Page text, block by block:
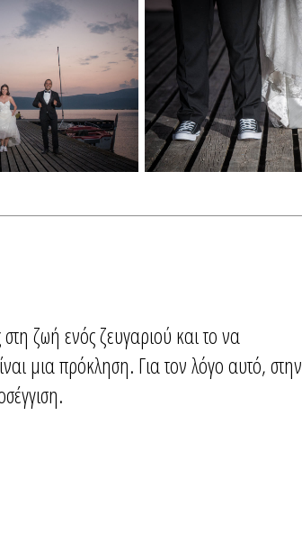
ζωή ενός ζευγαριού και το να
μια πρόκληση. Για τον λόγο αυτό, στην